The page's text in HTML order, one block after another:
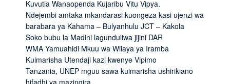
Kuvutia Wanaopenda Kujaribu Vitu Vipya.
Ndejembi amtaka mkandarasi kuongeza kasi ujenzi wa
barabara ya Kahama – Bulyanhulu JCT – Kakola
Soko bubu la Madini lagunduliwa jijini DAR
WMA Yamuahidi Mkuu wa Wilaya ya Iramba
Kuimarisha Utendaji kazi kwenye Vipimo
Tanzania, UNEP mguu sawa kuimarisha ushirikiano
hifadhi ya mazingira